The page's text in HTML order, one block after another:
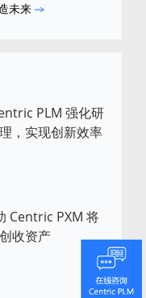
未来
PLM 强化研
，实现创新效率
Centric PXM 将
收资产